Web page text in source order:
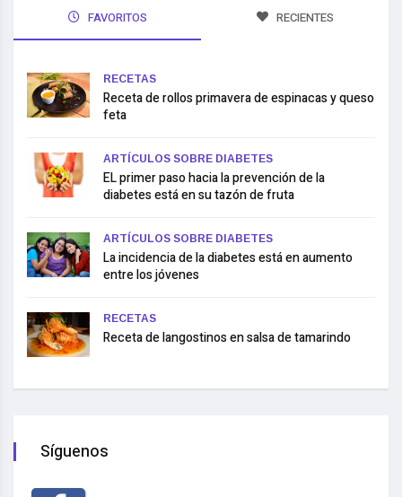
FAVORITOS RECIENTES
RECETAS
Receta de rollos primavera de espinacas y queso
feta
ARTÍCULOS SOBRE DIABETES
EL primer paso hacia la prevención de la
diabetes está en su tazón de fruta
ARTÍCULOS SOBRE DIABETES
La incidencia de la diabetes está en aumento
entre los jóvenes
RECETAS
Receta de langostinos en salsa de tamarindo
Síguenos